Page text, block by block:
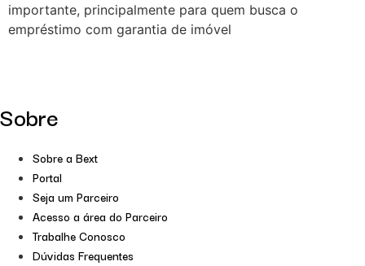
importante, principalmente para quem busca o
empréstimo com garantia de imóvel
Sobre
Sobre a Bext
Portal
Seja um Parceiro
Acesso a área do Parceiro
Trabalhe Conosco
Dúvidas Frequentes